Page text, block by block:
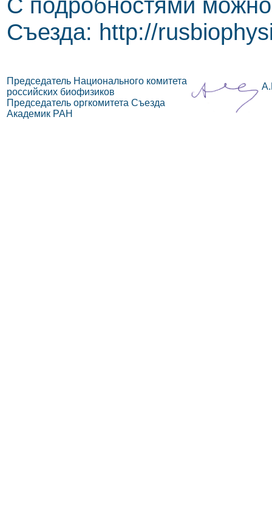
Съезда: http://
Председатель Национального комитета
российских биофизиков
Председатель оргкомитета Съезда
Академик РАН